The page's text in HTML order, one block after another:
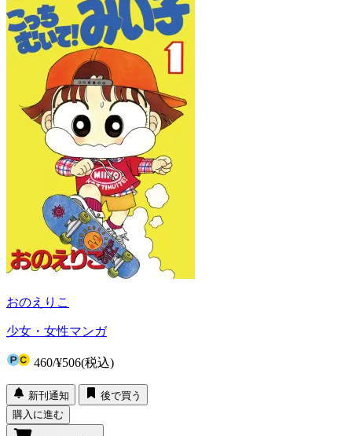
おのえりこ
少女・女性マンガ
460/¥506(税込)
新刊通知
後で買う
購入に進む